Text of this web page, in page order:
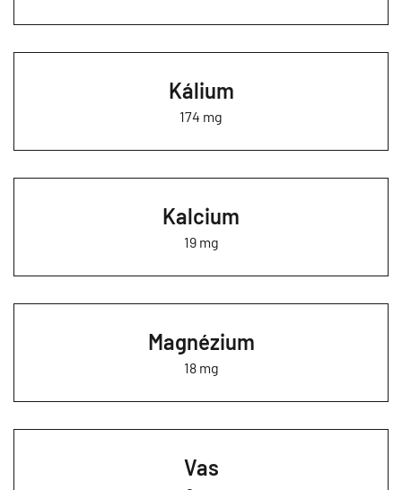
Kálium
174 mg
Kalcium
19 mg
Magnézium
18 mg
Vas